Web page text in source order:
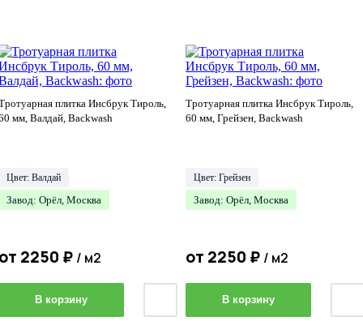
плитка Инсбрук Тироль,
мм, Валдай, Backwash
Цвет: Валдай
Завод: Орёл, Москва
2250 ₽ / м2
В корзину
Тротуарная плитка Инсбрук Тироль,
60 мм, Грейзен, Backwash
Цвет: Грейзен
Завод: Орёл, Москва
от 2250 ₽ / м2
В корзину